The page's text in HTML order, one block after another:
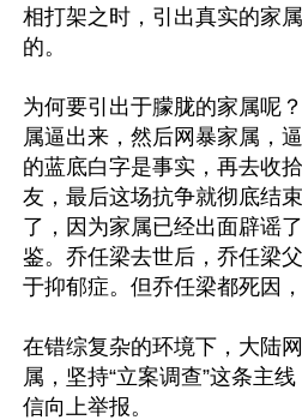
相打架之时，引出真实的家
的。
为何要引出于朦胧的家属呢
属逼出来，然后网暴家属，
的蓝底白字是事实，再去收
友，最后这场抗争就彻底结
了，因为家属已经出面辟谣
鉴。乔任梁去世后，乔任梁
于抑郁症。但乔任梁都死因
在错综复杂的环境下，大陆
属，坚持“立案调查”这条主
信向上举报。